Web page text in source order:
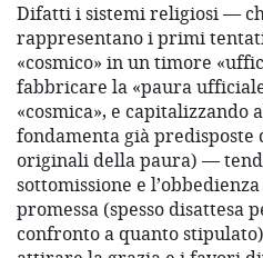
Difatti i sistemi religiosi —
rappresentano i primi
«cosmico» in un timore
fabbricare la «paura
«cosmica», e capitalizzando
fondamenta già
originali della paura) —
sottomissione e
promessa (spesso disattesa
confronto a quanto